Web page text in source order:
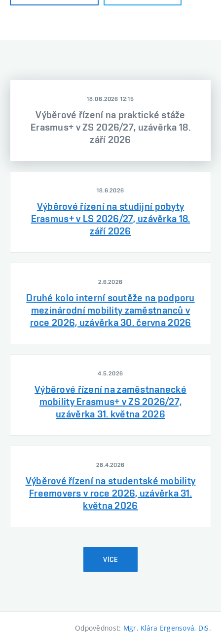
18.06.2026 12:15
Výběrové řízení na praktické stáže
Erasmus+ v ZS 2026/27, uzávěrka 18.
září 2026
18.6.2026
Výběrové řízení na studijní pobyty
Erasmus+ v LS 2026/27, uzávěrka 18.
září 2026
2.6.2026
Druhé kolo interní soutěže na podporu
mezinárodní mobility zaměstnanců v
roce 2026, uzávěrka 30. června 2026
4.5.2026
Výběrové řízení na zaměstnanecké
mobility Erasmus+ v ZS 2026/27,
uzávěrka 31. května 2026
28.4.2026
Výběrové řízení na studentské mobility
Freemovers v roce 2026, uzávěrka 31.
května 2026
VÍCE
Odpovědnost: Mgr. Klára Ergensová, DiS.